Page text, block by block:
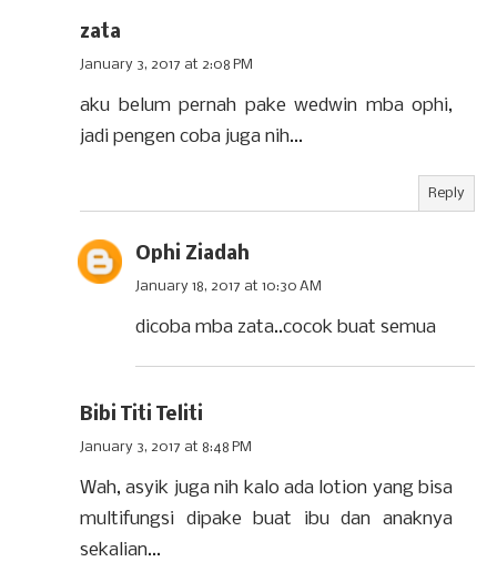
zata
January 3, 2017 at 2:08 PM
aku belum pernah pake wedwin mba ophi,
jadi pengen coba juga nih...
Reply
Ophi Ziadah
January 18, 2017 at 10:30 AM
dicoba mba zata..cocok buat semua
Bibi Titi Teliti
January 3, 2017 at 8:48 PM
Wah, asyik juga nih kalo ada lotion yang bisa
multifungsi dipake buat ibu dan anaknya
sekalian...